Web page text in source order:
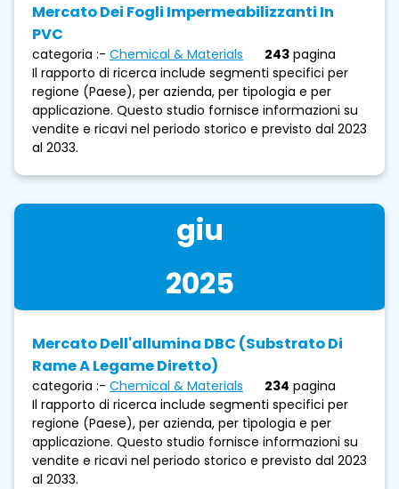
Mercato Dei Fogli Impermeabilizzanti In
PVC
categoria :- Chemical & Materials 243 pagina
Il rapporto di ricerca include segmenti specifici per
regione (Paese), per azienda, per tipologia e per
applicazione. Questo studio fornisce informazioni su
vendite e ricavi nel periodo storico e previsto dal 2023
al 2033.
giu
2025
Mercato Dell'allumina DBC (substrato Di
Rame A Legame Diretto)
categoria :- Chemical & Materials 234 pagina
Il rapporto di ricerca include segmenti specifici per
regione (Paese), per azienda, per tipologia e per
applicazione. Questo studio fornisce informazioni su
vendite e ricavi nel periodo storico e previsto dal 2023
al 2033.